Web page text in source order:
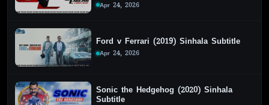
Apr 24, 2026
Ford v Ferrari (2019) Sinhala Subtitle
Apr 24, 2026
Sonic the Hedgehog (2020) Sinhala
Subtitle